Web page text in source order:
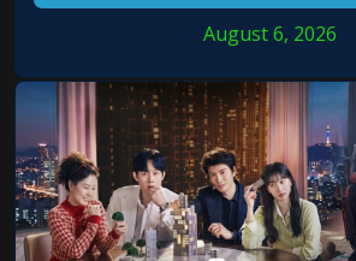
August 6, 2026